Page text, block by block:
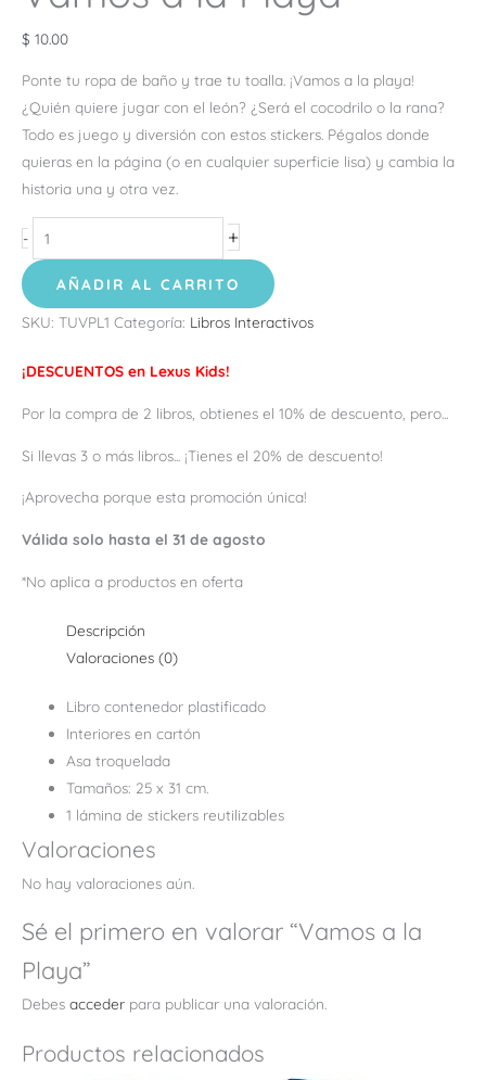
$ 10.00
Ponte tu ropa de baño y trae tu toalla. ¡Vamos a la playa!
¿Quién quiere jugar con el león? ¿Será el cocodrilo o la rana?
Todo es juego y diversión con estos stickers. Pégalos donde
quieras en la página (o en cualquier superficie lisa) y cambia la
historia una y otra vez.
- +
AÑADIR AL CARRITO
SKU: TUVPL1 Categoría: Libros Interactivos
¡DESCUENTOS en Lexus Kids!
Por la compra de 2 libros, obtienes el 10% de descuento, pero...
Si llevas 3 o más libros... ¡Tienes el 20% de descuento!
¡Aprovecha porque esta promoción única!
Válida solo hasta el 31 de agosto
*No aplica a productos en oferta
Descripción
Valoraciones (0)
Libro contenedor plastificado
Interiores en cartón
Asa troquelada
Tamaños: 25 x 31 cm.
1 lámina de stickers reutilizables
Valoraciones
No hay valoraciones aún.
Sé el primero en valorar “Vamos a la
Playa”
Debes acceder para publicar una valoración.
Productos relacionados